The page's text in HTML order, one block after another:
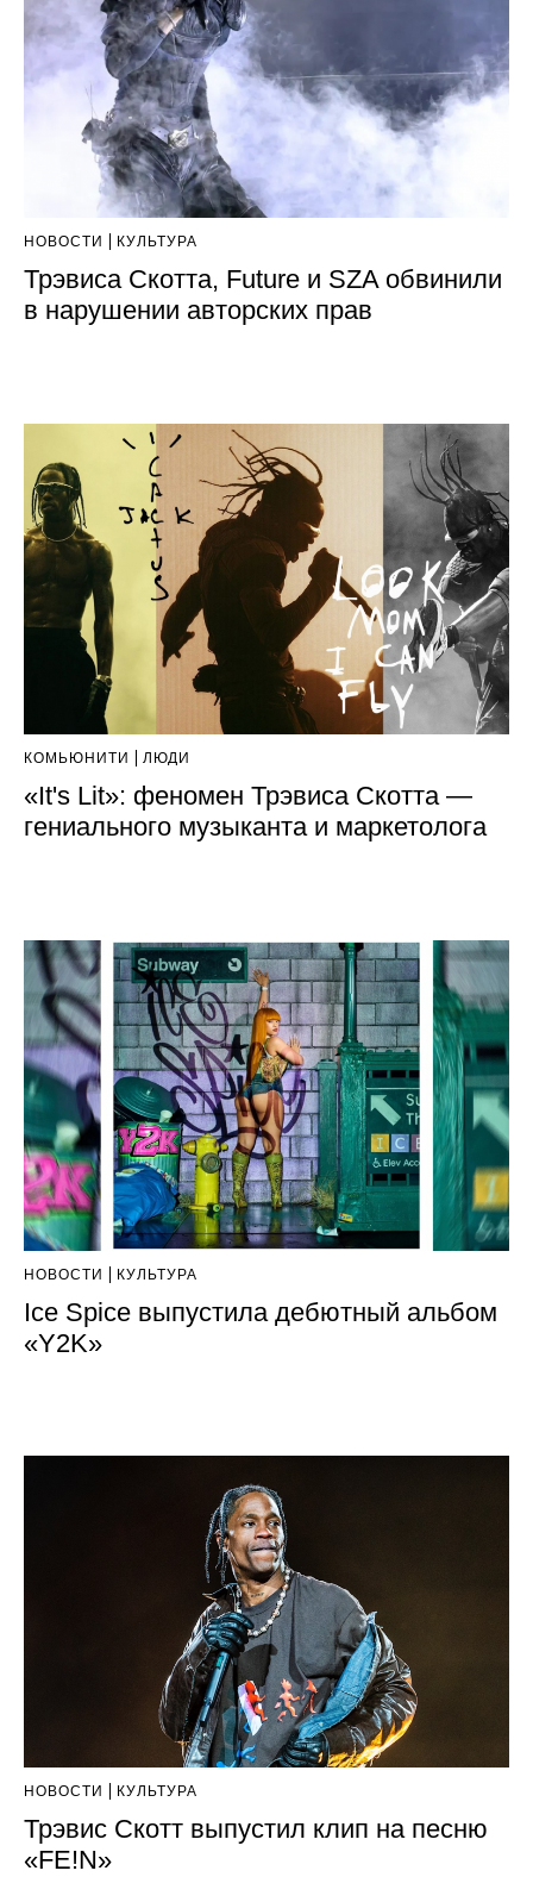
НОВОСТИ КУЛЬТУРА
Трэвиса Скотта, Future и SZA обвинили
в нарушении авторских прав
КОМЬЮНИТИ ЛЮДИ
«It's Lit»: феномен Трэвиса Скотта —
гениального музыканта и маркетолога
НОВОСТИ КУЛЬТУРА
Ice Spice выпустила дебютный альбом
«Y2K»
НОВОСТИ КУЛЬТУРА
Трэвис Скотт выпустил клип на песню
«FE!N»